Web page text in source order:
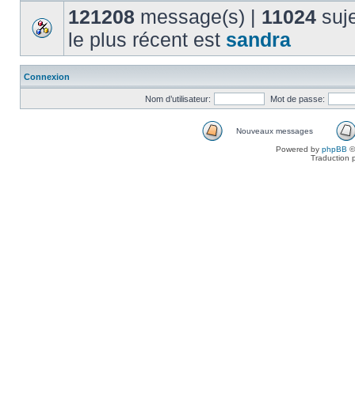
121208 message(s) | 11024
le plus récent est sandra
Connexion
Nom d’utilisateur: Mot de passe:
Nouveaux messages
Powered by phpBB
Traduction